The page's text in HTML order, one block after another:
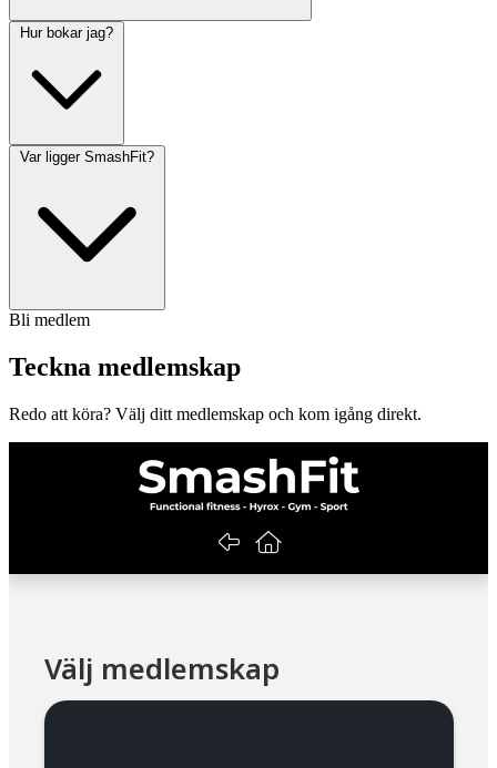
Hur bokar jag?
Var ligger SmashFit?
Bli medlem
Teckna medlemskap
Redo att köra? Välj ditt medlemskap och kom igång direkt.